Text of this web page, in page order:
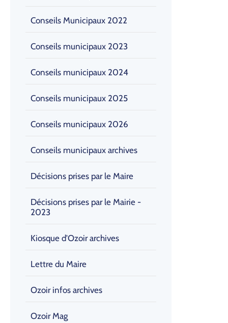
Conseils Municipaux 2022
Conseils municipaux 2023
Conseils municipaux 2024
Conseils municipaux 2025
Conseils municipaux 2026
Conseils municipaux archives
Décisions prises par le Maire
Décisions prises par le Mairie -
2023
Kiosque d'Ozoir archives
Lettre du Maire
Ozoir infos archives
Ozoir Mag